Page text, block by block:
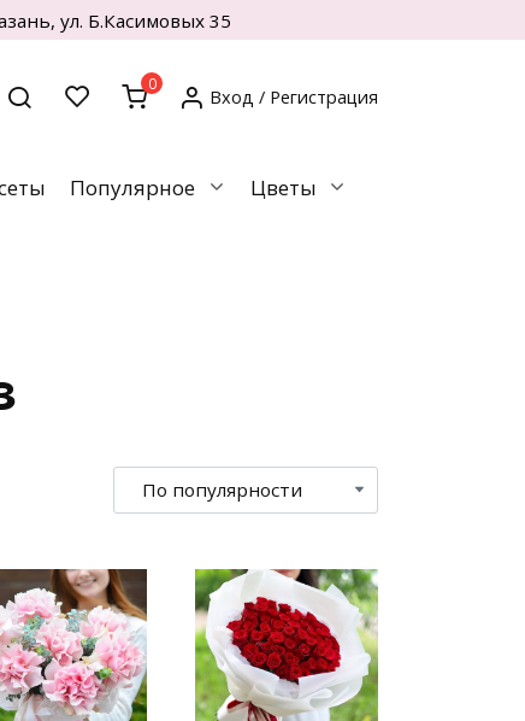
ул. Б.Касимовых 35
0
Вход / Регистрация
Популярное Цветы